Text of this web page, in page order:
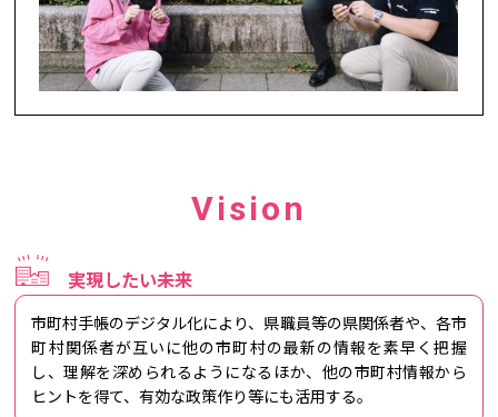
Vision
実現したい未来
市町村手帳のデジタル化により、県職員等の県関係者や、各市
町村関係者が互いに他の市町村の最新の情報を素早く把握
し、理解を深められるようになるほか、他の市町村情報から
ヒントを得て、有効な政策作り等にも活用する。